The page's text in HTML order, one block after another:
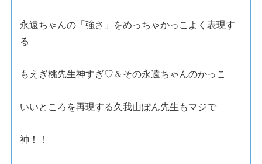
永遠ちゃんの「強さ」をめっちゃかっこよく表現す
る
もえぎ桃先生神すぎ♡＆その永遠ちゃんのかっこ
いいところを再現する久我山ぽん先生もマジで
神！！